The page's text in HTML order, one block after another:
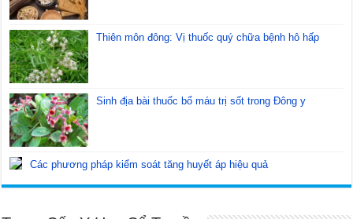
Thiên môn đông: Vị thuốc quý chữa bệnh hô hấp
Sinh địa bài thuốc bổ máu trị sốt trong Đông y
Các phương pháp kiểm soát tăng huyết áp hiệu quả